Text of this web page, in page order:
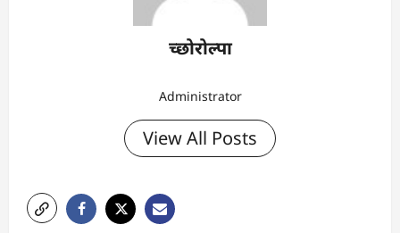
च्छोरोल्पा
Administrator
View All Posts